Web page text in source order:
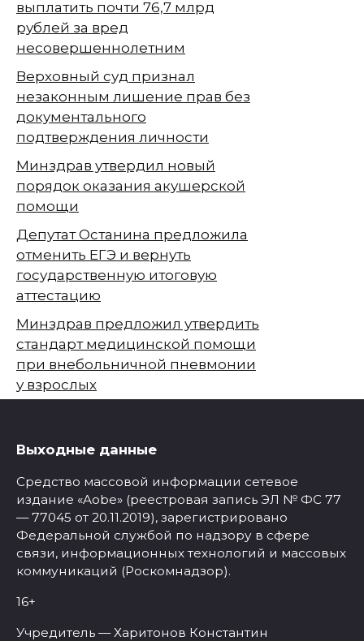
выплатить почти 76,7 млрд
рублей за вред
несовершеннолетним
Верховный суд признал
незаконным лишение прав без
документального
подтверждения личности
Минздрав утвердил новый
порядок оказания акушерской
помощи
Депутат Останина предложила
отменить ЕГЭ и вернуть
государственную итоговую
аттестацию
Минздрав предложил утвердить
стандарт медицинской помощи
при внебольничной пневмонии
у взрослых
Выходные данные
Средство массовой информации сетевое
издание «Aobe» (реестровая запись ЭЛ № ФС 77
— 77045 от 20.11.2019), зарегистрировано
Федеральной службой по надзору в сфере
связи, информационных технологий и массовых
коммуникаций (Роскомнадзор).
16+
Учредитель — Харитонов Константин